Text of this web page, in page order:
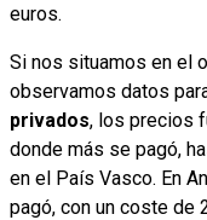
euros.
Si nos situamos en el
observamos datos
privados, los precios
donde más se pagó,
en el País Vasco. En
pagó, con un coste de